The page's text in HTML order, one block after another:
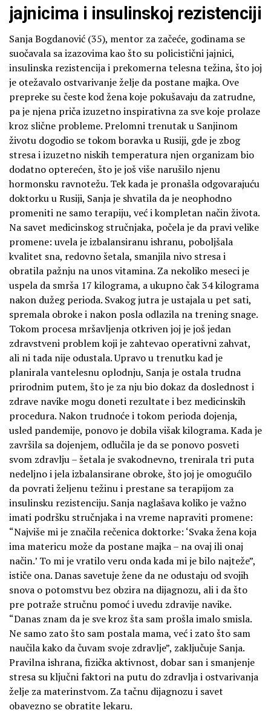
jajnicima i insulinskoj rezistenciji
Sanja Bogdanović (35), mentor za začeće, godinama se
suočavala sa izazovima kao što su policistični jajnici,
insulinska rezistencija i prekomerna telesna težina, što joj
je otežavalo ostvarivanje želje da postane majka. Ove
prepreke su česte kod žena koje pokušavaju da zatrudne,
pa je njena priča izuzetno inspirativna za sve koje prolaze
kroz slične probleme. Prelomni trenutak u Sanjinom
životu dogodio se tokom boravka u Rusiji, gde je zbog
stresa i izuzetno niskih temperatura njen organizam bio
dodatno opterećen, što je još više narušilo njenu
hormonsku ravnotežu. Tek kada je pronašla odgovarajuću
doktorku u Rusiji, Sanja je shvatila da je neophodno
promeniti ne samo terapiju, već i kompletan način života.
Na savet medicinskog stručnjaka, počela je da pravi velike
promene: uvela je izbalansiranu ishranu, poboljšala
kvalitet sna, redovno šetala, smanjila nivo stresa i
obratila pažnju na unos vitamina. Za nekoliko meseci je
uspela da smrša 17 kilograma, a ukupno čak 34 kilograma
nakon dužeg perioda. Svakog jutra je ustajala u pet sati,
spremala obroke i nakon posla odlazila na trening snage.
Tokom procesa mršavljenja otkriven joj je još jedan
zdravstveni problem koji je zahtevao operativni zahvat,
ali ni tada nije odustala. Upravo u trenutku kad je
planirala vantelesnu oplodnju, Sanja je ostala trudna
prirodnim putem, što je za nju bio dokaz da doslednost i
zdrave navike mogu doneti rezultate i bez medicinskih
procedura. Nakon trudnoće i tokom perioda dojenja,
usled pandemije, ponovo je dobila višak kilograma. Kada je
završila sa dojenjem, odlučila je da se ponovo posveti
svom zdravlju – šetala je svakodnevno, trenirala tri puta
nedeljno i jela izbalansirane obroke, što joj je omogućilo
da povrati željenu težinu i prestane sa terapijom za
insulinsku rezistenciju. Sanja naglašava koliko je važno
imati podršku stručnjaka i na vreme napraviti promene:
“Najviše mi je značila rečenica doktorke: ‘Svaka žena koja
ima matericu može da postane majka – na ovaj ili onaj
način.’ To mi je vratilo veru onda kada mi je bilo najteže”,
ističe ona. Danas savetuje žene da ne odustaju od svojih
snova o potomstvu bez obzira na dijagnozu, ali i da što
pre potraže stručnu pomoć i uvedu zdravije navike.
“Danas znam da je sve kroz šta sam prošla imalo smisla.
Ne samo zato što sam postala mama, već i zato što sam
naučila kako da čuvam svoje zdravlje”, zaključuje Sanja.
Pravilna ishrana, fizička aktivnost, dobar san i smanjenje
stresa su ključni faktori na putu do zdravlja i ostvarivanja
želje za materinstvom. Za tačnu dijagnozu i savet
obavezno se obratite lekaru.